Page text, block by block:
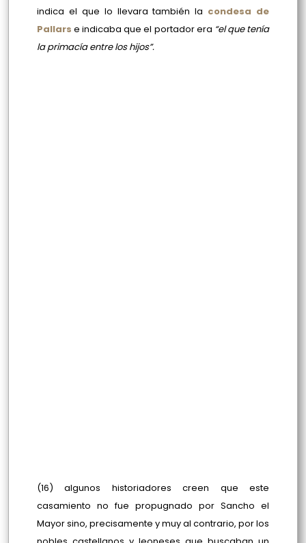
indica el que lo llevara también la condesa de
Pallars e indicaba que el portador era “el que tenía
la primacía entre los hijos”.
(16) algunos historiadores creen que este
casamiento no fue propugnado por Sancho el
Mayor sino, precisamente y muy al contrario, por los